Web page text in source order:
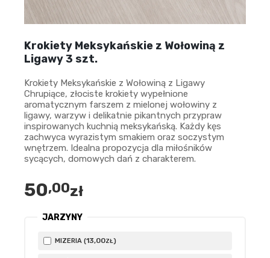
Krokiety Meksykańskie z Wołowiną z
Ligawy 3 szt.
Krokiety Meksykańskie z Wołowiną z Ligawy
Chrupiące, złociste krokiety wypełnione
aromatycznym farszem z mielonej wołowiny z
ligawy, warzyw i delikatnie pikantnych przypraw
inspirowanych kuchnią meksykańską. Każdy kęs
zachwyca wyrazistym smakiem oraz soczystym
wnętrzem. Idealna propozycja dla miłośników
sycących, domowych dań z charakterem.
50,00zł
JARZYNY
MIZERIA (13,00ZŁ)